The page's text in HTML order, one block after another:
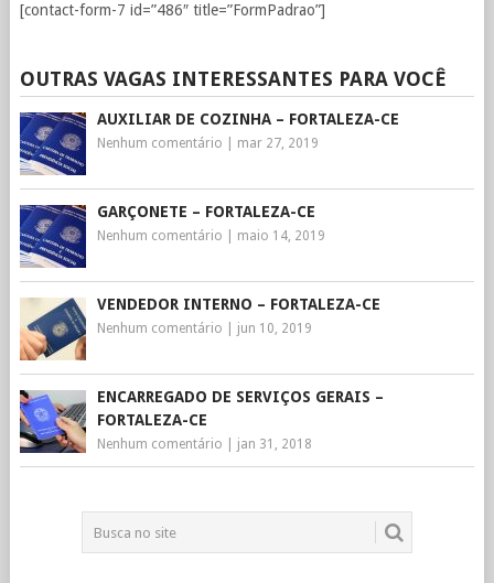
[contact-form-7 id=”486″ title=”FormPadrao”]
OUTRAS VAGAS INTERESSANTES PARA VOCÊ
AUXILIAR DE COZINHA – FORTALEZA-CE
Nenhum comentário mar 27, 2019
GARÇONETE – FORTALEZA-CE
Nenhum comentário maio 14, 2019
VENDEDOR INTERNO – FORTALEZA-CE
Nenhum comentário jun 10, 2019
ENCARREGADO DE SERVIÇOS GERAIS –
FORTALEZA-CE
Nenhum comentário jan 31, 2018